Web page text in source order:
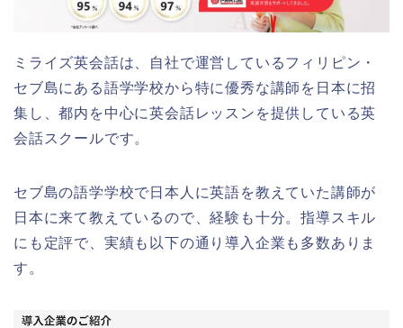
ミライズ英会話は、自社で運営しているフィリピン・
セブ島にある語学学校から特に優秀な講師を日本に招
集し、都内を中心に英会話レッスンを提供している英
会話スクールです。
セブ島の語学学校で日本人に英語を教えていた講師が
日本に来て教えているので、経験も十分。指導スキル
にも定評で、実績も以下の通り導入企業も多数ありま
す。